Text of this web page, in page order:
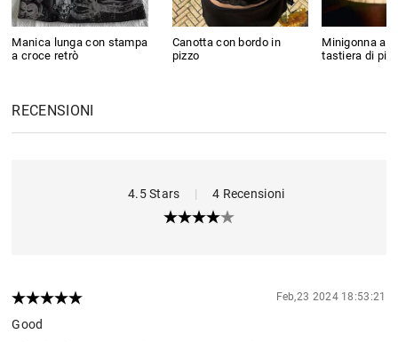
Manica lunga con stampa
a croce retrò
Canotta con bordo in
pizzo
Minigonna a
tastiera di
RECENSIONI
4.5 Stars | 4 Recensioni
Feb,23 2024 18:53:21
Good